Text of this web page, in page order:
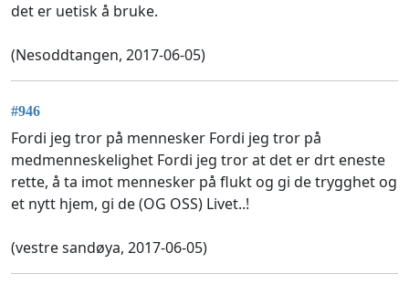
det er uetisk å bruke.
(Nesoddtangen, 2017-06-05)
#946
Fordi jeg tror på mennesker Fordi jeg tror på
medmenneskelighet Fordi jeg tror at det er drt eneste
rette, å ta imot mennesker på flukt og gi de trygghet og
et nytt hjem, gi de (OG OSS) Livet..!
(vestre sandøya, 2017-06-05)